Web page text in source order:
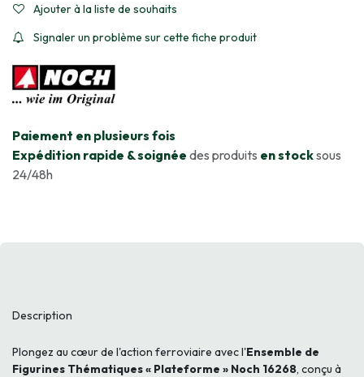
Ajouter à la liste de souhaits
Signaler un problème sur cette fiche produit
​Paiement en plusieurs fois
Expédition rapide & soignée des produits en stocksous
24/48h
Description
Plongez au cœur de l'action ferroviaire avec l'Ensemble de
Figurines Thématiques « Plateforme » Noch 16268, conçu à